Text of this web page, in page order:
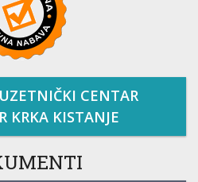
CENTAR
KRKA KISTANJE